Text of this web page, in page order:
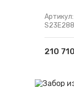
Артикул:
210